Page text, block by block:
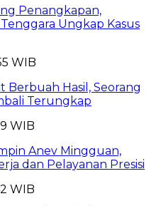
Penangkapan,
Ungkap Kasus
WIB
Berbuah Hasil, Seorang
Terungkap
WIB
Anev Mingguan,
dan Pelayanan Presisi
WIB